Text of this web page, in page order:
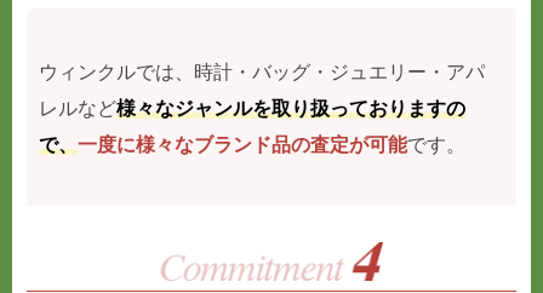
ウィンクルでは、時計・バッグ・ジュエリー・アパ
レルなど様々なジャンルを取り扱っておりますの
で、一度に様々なブランド品の査定が可能です。